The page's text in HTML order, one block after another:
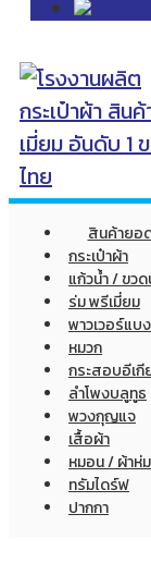
สินค้ายอ
กระเป๋าผ้า
แก้วน้ำ / ขว
ร่ม พรีเมี่ยม
พาวเวอร์แบ
หมวก
กระสอบอีเกี
ลำโพงบลูทูธ
พวงกุญแจ
เสื้อผ้า
หมอน / ผ้าห่ม
ทรัมไดร์ฟ
ปากกา